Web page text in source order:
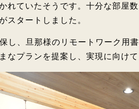
れていたそうです。十分な部屋
スタートしました。
し、旦那様のリモートワーク用
なプランを提案し、実現に向け